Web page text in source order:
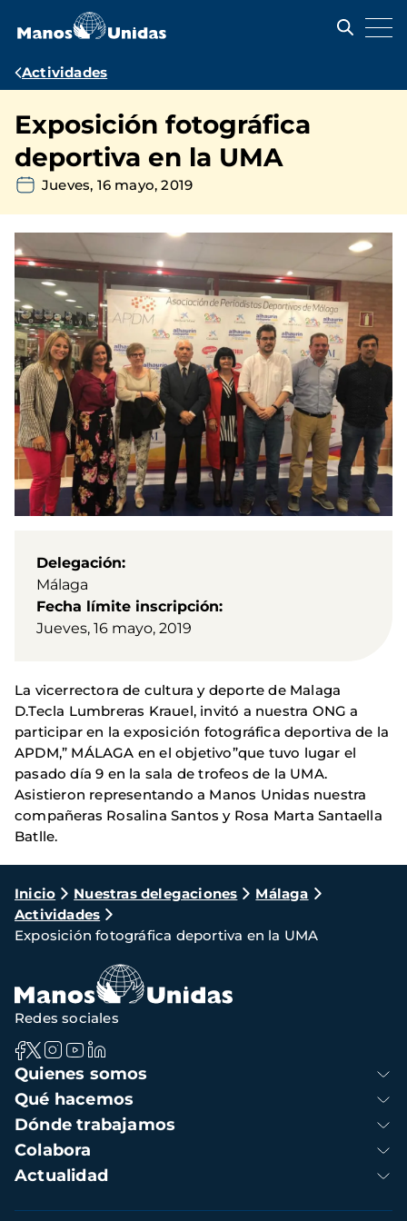
contenido
Ruta
navegación
Actividades
Exposición fotográfica
deportiva en la UMA
Jueves, 16 mayo, 2019
Delegación
Málaga
Fecha límite inscripción
Jueves, 16 mayo, 2019
La vicerrectora de cultura y deporte de Malaga
D.Tecla Lumbreras Krauel, invitó a nuestra ONG a
participar en la exposición fotográfica deportiva de la
APDM,” MÁLAGA en el objetivo”que tuvo lugar el
pasado día 9 en la sala de trofeos de la UMA.
Asistieron representando a Manos Unidas nuestra
compañeras Rosalina Santos y Rosa Marta Santaella
Batlle.
Ruta
de
navegación
Inicio Nuestras delegaciones
Málaga
Actividades
Exposición fotográfica deportiva en la UMA
Navegación
principal
Quienes somos
Qué hacemos
Dónde trabajamos
Colabora
Actualidad
Redes sociales